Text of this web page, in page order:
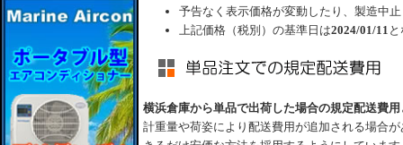
予告なく表示価格が変動したり、製造中
上記価格（税別）の基準日は2024/01/11
横浜倉庫から単品で出荷した場合の規定配送費用
計重量や荷姿により配送費用が追加される場合